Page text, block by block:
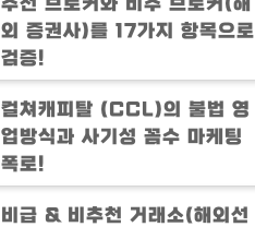
외 증권사)를 17가지 항목으로
검증!
컬쳐캐피탈 (CCL)의 불법 영
업방식과 사기성 꼼수 마케팅
폭로!
비급 & 비추천 거래소(해외선